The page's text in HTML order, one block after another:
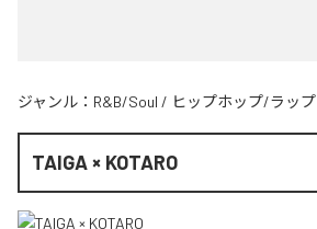
ジャンル： R&B/Soul / ヒップホップ/ラップ
TAIGA × KOTARO